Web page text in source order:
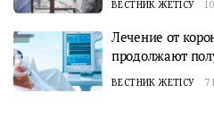
ВЕСТНИК ЖЕТІСУ
Лечение от
продолжают
ВЕСТНИК ЖЕТІСУ 7